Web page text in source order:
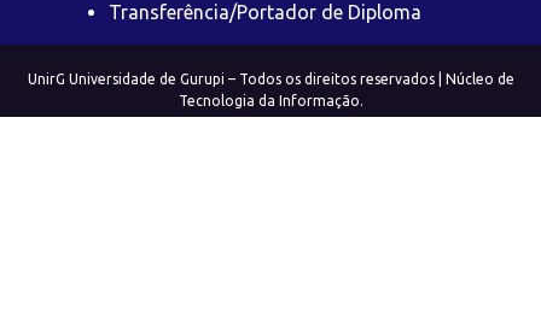
Transferência/Portador de Diploma
UnirG Universidade de Gurupi – Todos os direitos reservados | Núcleo de
Tecnologia da Informação.